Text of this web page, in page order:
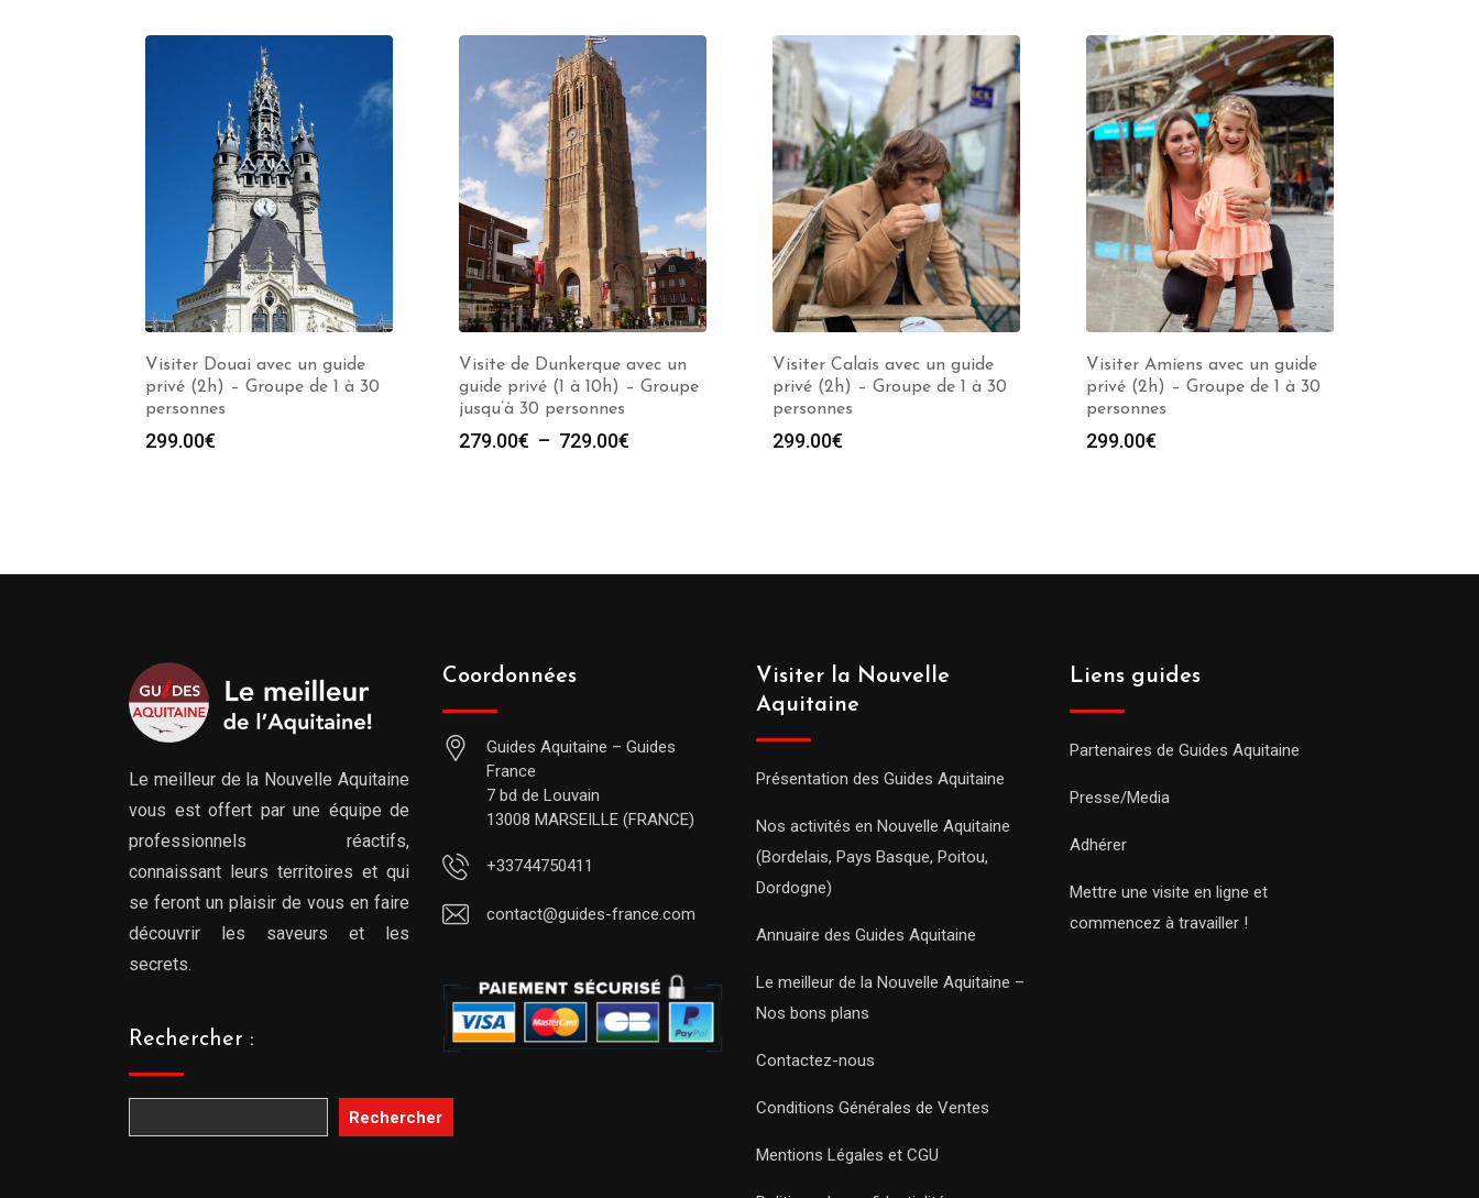
Visiter Douai avec un guide
privé (2h) – Groupe de 1 à 30
personnes
299.00€
Visite de Dunkerque avec un
guide privé (1 à 10h) – Groupe
jusqu’à 30 personnes
279.00€ – 729.00€
Visiter Calais avec un guide
privé (2h) – Groupe de 1 à 30
personnes
299.00€
Visiter Amiens avec un guide
privé (2h) – Groupe de 1 à 30
personnes
299.00€
Le meilleur de la Nouvelle Aquitaine
vous est offert par une équipe de
professionnels réactifs,
connaissant leurs territoires et qui
se feront un plaisir de vous en faire
découvrir les saveurs et les
secrets.
Rechercher :
Rechercher
Coordonnées
Guides Aquitaine – Guides
France
7 bd de Louvain
13008 MARSEILLE (FRANCE)
+33744750411
contact@guides-france.com
Visiter la Nouvelle
Aquitaine
Présentation des Guides Aquitaine
Nos activités en Nouvelle Aquitaine
(Bordelais, Pays Basque, Poitou,
Dordogne)
Annuaire des Guides Aquitaine
Le meilleur de la Nouvelle Aquitaine –
Nos bons plans
Contactez-nous
Conditions Générales de Ventes
Mentions Légales et CGU
Liens guides
Partenaires de Guides Aquitaine
Presse/Media
Adhérer
Mettre une visite en ligne et
commencez à travailler !